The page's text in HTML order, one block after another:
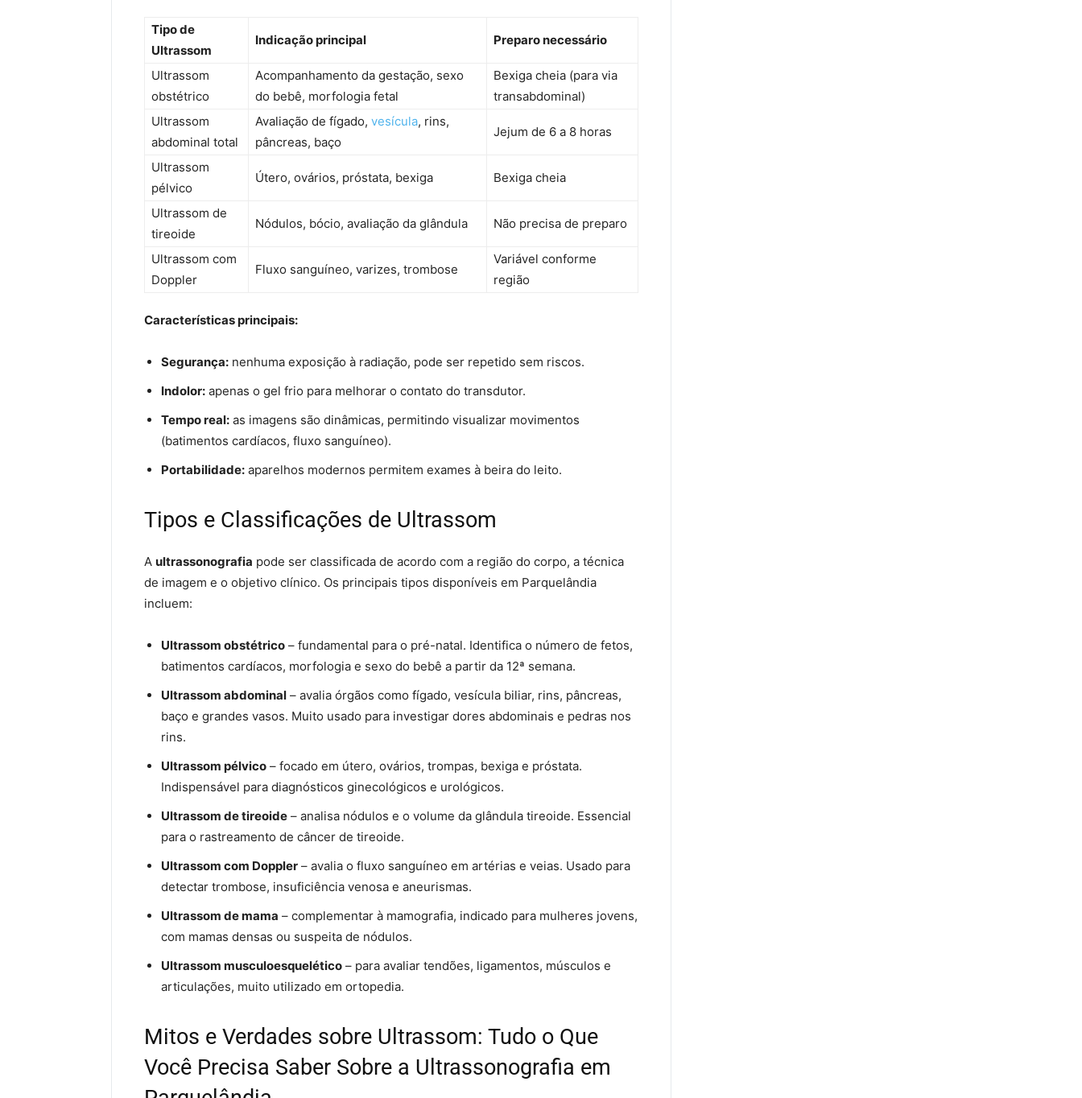
Tipo de
Ultrassom
Indicação principal Preparo necessário
Ultrassom
obstétrico
Acompanhamento da gestação, sexo
do bebê, morfologia fetal
Bexiga cheia (para via
transabdominal)
Ultrassom
abdominal total
Avaliação de fígado, vesícula, rins,
pâncreas, baço
Jejum de 6 a 8 horas
Ultrassom
pélvico
Útero, ovários, próstata, bexiga Bexiga cheia
Ultrassom de
tireoide
Nódulos, bócio, avaliação da glândula Não precisa de preparo
Ultrassom com
Doppler
Fluxo sanguíneo, varizes, trombose
Variável conforme
região
Características principais:
Segurança: nenhuma exposição à radiação, pode ser repetido sem riscos.
Indolor: apenas o gel frio para melhorar o contato do transdutor.
Tempo real: as imagens são dinâmicas, permitindo visualizar movimentos
(batimentos cardíacos, fluxo sanguíneo).
Portabilidade: aparelhos modernos permitem exames à beira do leito.
Tipos e Classificações de Ultrassom
A ultrassonografia pode ser classificada de acordo com a região do corpo, a técnica
de imagem e o objetivo clínico. Os principais tipos disponíveis em Parquelândia
incluem:
Ultrassom obstétrico – fundamental para o pré-natal. Identifica o número de fetos,
batimentos cardíacos, morfologia e sexo do bebê a partir da 12ª semana.
Ultrassom abdominal – avalia órgãos como fígado, vesícula biliar, rins, pâncreas,
baço e grandes vasos. Muito usado para investigar dores abdominais e pedras nos
rins.
Ultrassom pélvico – focado em útero, ovários, trompas, bexiga e próstata.
Indispensável para diagnósticos ginecológicos e urológicos.
Ultrassom de tireoide – analisa nódulos e o volume da glândula tireoide. Essencial
para o rastreamento de câncer de tireoide.
Ultrassom com Doppler – avalia o fluxo sanguíneo em artérias e veias. Usado para
detectar trombose, insuficiência venosa e aneurismas.
Ultrassom de mama – complementar à mamografia, indicado para mulheres jovens,
com mamas densas ou suspeita de nódulos.
Ultrassom musculoesquelético – para avaliar tendões, ligamentos, músculos e
articulações, muito utilizado em ortopedia.
Mitos e Verdades sobre Ultrassom: Tudo o Que
Você Precisa Saber Sobre a Ultrassonografia em